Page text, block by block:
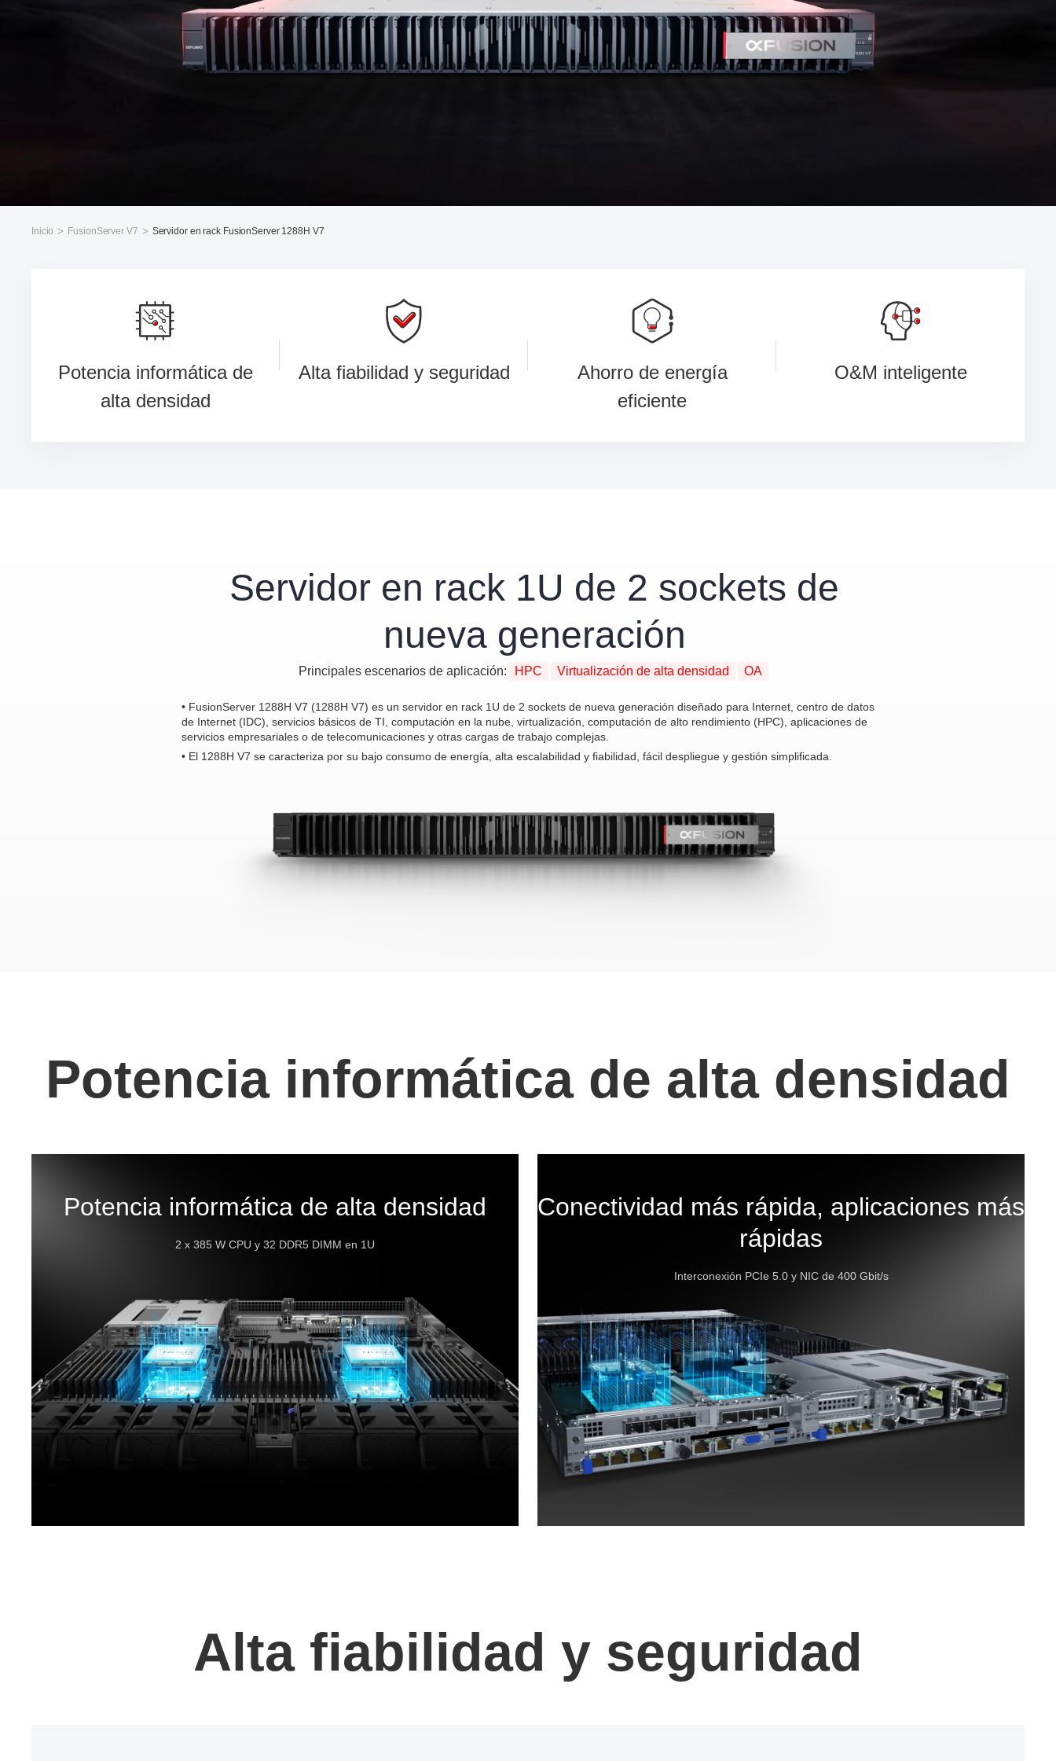
Inicio FusionServer V7 Servidor en rack FusionServer 1288H V7
Potencia informática de
alta densidad
Alta fiabilidad y seguridad
Ahorro de energía
eficiente
O&M inteligente
Servidor en rack 1U de 2 sockets de
nueva generación
Principales escenarios de aplicación: HPC Virtualización de alta densidad OA
• FusionServer 1288H V7 (1288H V7) es un servidor en rack 1U de 2 sockets de nueva generación diseñado para Internet, centro de datos
de Internet (IDC), servicios básicos de TI, computación en la nube, virtualización, computación de alto rendimiento (HPC), aplicaciones de
servicios empresariales o de telecomunicaciones y otras cargas de trabajo complejas.
• El 1288H V7 se caracteriza por su bajo consumo de energía, alta escalabilidad y fiabilidad, fácil despliegue y gestión simplificada.
Potencia informática de alta densidad
Potencia informática de alta densidad
2 x 385 W CPU y 32 DDR5 DIMM en 1U
Conectividad más rápida, aplicaciones más
rápidas
Interconexión PCIe 5.0 y NIC de 400 Gbit/s
Alta fiabilidad y seguridad